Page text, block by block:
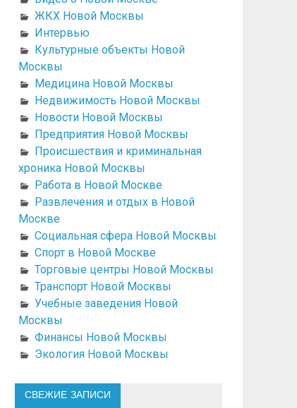
ЖКХ Новой Москвы
Интервью
Культурные объекты Новой
Москвы
Медицина Новой Москвы
Недвижимость Новой Москвы
Новости Новой Москвы
Предприятия Новой Москвы
Происшествия и криминальная
хроника Новой Москвы
Работа в Новой Москве
Развлечения и отдых в Новой
Москве
Социальная сфера Новой Москвы
Спорт в Новой Москве
Торговые центры Новой Москвы
Транспорт Новой Москвы
Учебные заведения Новой
Москвы
Финансы Новой Москвы
Экология Новой Москвы
СВЕЖИЕ ЗАПИСИ